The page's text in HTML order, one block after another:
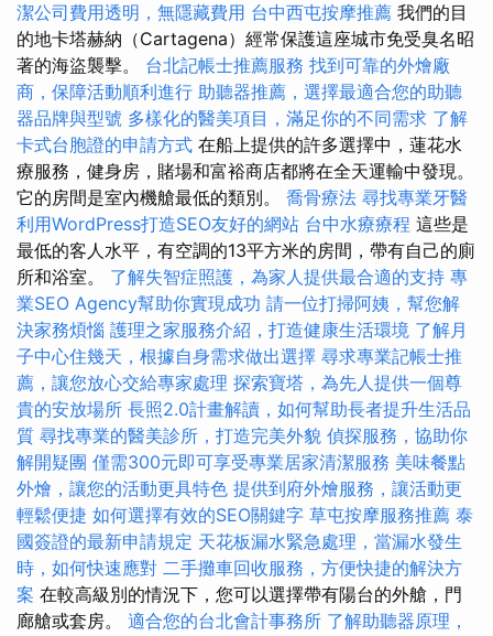
潔公司費用透明，無隱藏費用 台中西屯按摩推薦 我們的目
的地卡塔赫納（Cartagena）經常保護這座城市免受臭名昭
著的海盜襲擊。 台北記帳士推薦服務 找到可靠的外燴廠
商，保障活動順利進行 助聽器推薦，選擇最適合您的助聽
器品牌與型號 多樣化的醫美項目，滿足你的不同需求 了解
卡式台胞證的申請方式 在船上提供的許多選擇中，蓮花水
療服務，健身房，賭場和富裕商店都將在全天運輸中發現。
它的房間是室內機艙最低的類別。 喬骨療法 尋找專業牙醫
利用WordPress打造SEO友好的網站 台中水療療程 這些是
最低的客人水平，有空調的13平方米的房間，帶有自己的廁
所和浴室。 了解失智症照護，為家人提供最合適的支持 專
業SEO Agency幫助你實現成功 請一位打掃阿姨，幫您解
決家務煩惱 護理之家服務介紹，打造健康生活環境 了解月
子中心住幾天，根據自身需求做出選擇 尋求專業記帳士推
薦，讓您放心交給專家處理 探索寶塔，為先人提供一個尊
貴的安放場所 長照2.0計畫解讀，如何幫助長者提升生活品
質 尋找專業的醫美診所，打造完美外貌 偵探服務，協助你
解開疑團 僅需300元即可享受專業居家清潔服務 美味餐點
外燴，讓您的活動更具特色 提供到府外燴服務，讓活動更
輕鬆便捷 如何選擇有效的SEO關鍵字 草屯按摩服務推薦 泰
國簽證的最新申請規定 天花板漏水緊急處理，當漏水發生
時，如何快速應對 二手攤車回收服務，方便快捷的解決方
案 在較高級別的情況下，您可以選擇帶有陽台的外艙，門
廊艙或套房。 適合您的台北會計事務所 了解助聽器原理，